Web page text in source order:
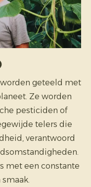
geteeld met
Ze worden
pesticiden of
telers die
verantwoord
met een constante